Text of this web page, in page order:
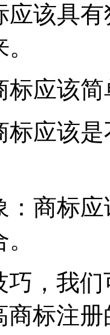
应该具
标应该
标应该
：商标
巧，我
商标注